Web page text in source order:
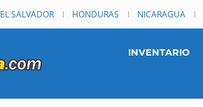
EL SALVADOR HONDURAS NICARAGUA
INVENTARIO